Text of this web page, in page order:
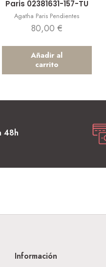
Paris 02381631-157-TU
Agatha Paris Pendientes
80,00 €
Añadir al
carrito
48h
Información